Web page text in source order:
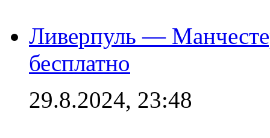
Ливерпуль —
бесплатно
29.8.2024, 23:48